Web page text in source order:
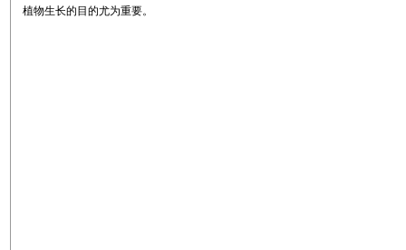
植物生长的目的尤为重要。